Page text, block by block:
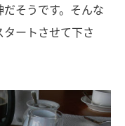
そうです。そんな
ートさせて下さ